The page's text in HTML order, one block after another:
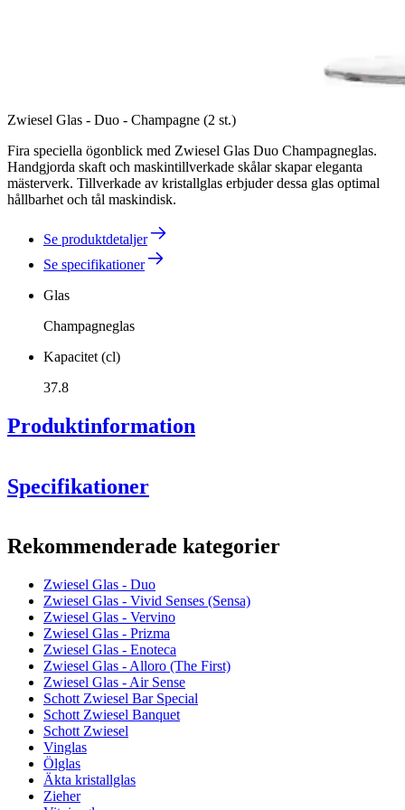
Zwiesel Glas - Duo - Champagne (2 st.)
Fira speciella ögonblick med Zwiesel Glas Duo Champagneglas.
Handgjorda skaft och maskintillverkade skålar skapar eleganta
mästerverk. Tillverkade av kristallglas erbjuder dessa glas optimal
hållbarhet och tål maskindisk.
Se produktdetaljer
Se specifikationer
Glas
Champagneglas
Kapacitet (cl)
37.8
Produktinformation
2 eleganta vinglas i Champagne-stil från en tysk
premiumtillverkare med över 140 års erfarenhet av
glastillverkning.
Glasen är tillverkade av Crystal-glas för optimalt skydd mot
sprickor och repor.
Tål maskindisk.
Specifikationer
Produktnummer123474
Mått (BxHxD cm)
Vikt (kg)0.32
Höjd (cm)24.8
Bredd (cm)7.5
Djup (cm)7.5
Glas
ProduktserieDuo
GlasChampagneglas
Diameter (cm)
Kapacitet (cl)37.8
wine glasses
Rekommenderade kategorier
Zwiesel Glas - Duo
Zwiesel Glas - Vivid Senses (Sensa)
Zwiesel Glas - Vervino
Zwiesel Glas - Prizma
Zwiesel Glas - Enoteca
Zwiesel Glas - Alloro (The First)
Zwiesel Glas - Air Sense
Schott Zwiesel Bar Special
Schott Zwiesel Banquet
Schott Zwiesel
Vinglas
Ölglas
Äkta kristallglas
Zieher